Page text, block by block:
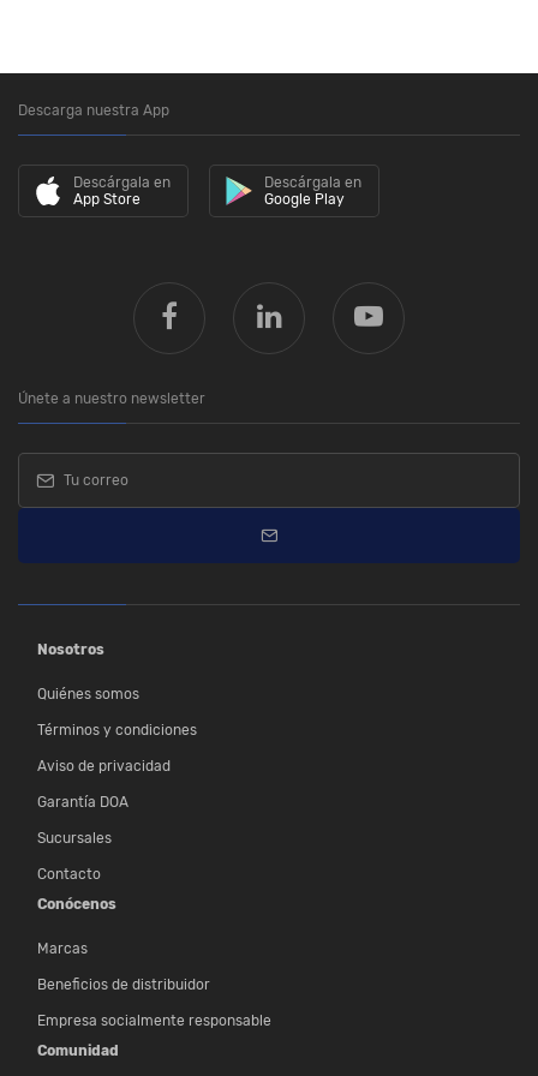
Descarga nuestra App
Descárgala en
App Store
Descárgala en
Google Play
Únete a nuestro newsletter
Nosotros
Quiénes somos
Términos y condiciones
Aviso de privacidad
Garantía DOA
Sucursales
Contacto
Conócenos
Marcas
Beneficios de distribuidor
Empresa socialmente responsable
Comunidad